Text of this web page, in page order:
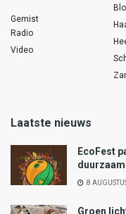
Gemist
Radio
Video
Laatste nieuws
EcoFest
8
Groen